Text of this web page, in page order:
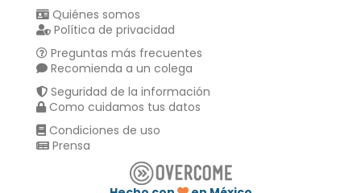
Quiénes somos
Política de privacidad
Preguntas más frecuentes
Recomienda a un colega
Seguridad de la información
Como cuidamos tus datos
Condiciones de uso
Prensa